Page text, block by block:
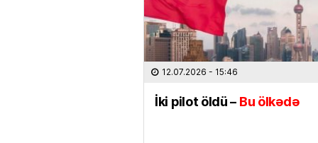
12.07.2026 - 15:46
İki pilot öldü –Bu ölkədə